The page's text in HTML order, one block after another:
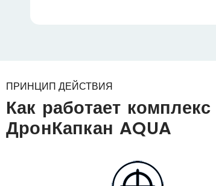
ПРИНЦИП ДЕЙСТВИЯ
Как работает комплекс
ДронКапкан AQUA